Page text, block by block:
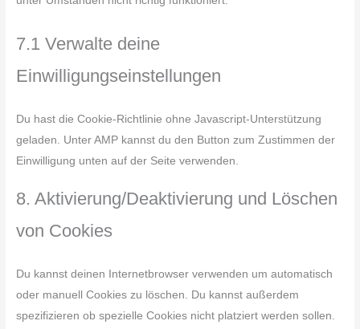
7.1 Verwalte deine
Einwilligungseinstellungen
Du hast die Cookie-Richtlinie ohne Javascript-Unterstützung
geladen. Unter AMP kannst du den Button zum Zustimmen der
Einwilligung unten auf der Seite verwenden.
8. Aktivierung/Deaktivierung und Löschen
von Cookies
Du kannst deinen Internetbrowser verwenden um automatisch
oder manuell Cookies zu löschen. Du kannst außerdem
spezifizieren ob spezielle Cookies nicht platziert werden sollen.